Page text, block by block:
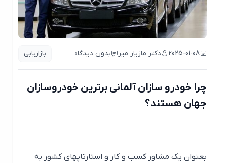
2025-01-08 دکتر مازیار میر بدون دیدگاه بازاریابی
چرا خودرو سازان آلمانی برترین خودروسازان
جهان هستند؟
بعنوان یک مشاور کسب و کار و استارتاپهای کشور به